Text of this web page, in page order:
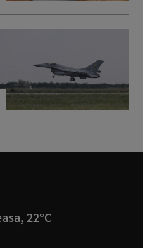
22°C